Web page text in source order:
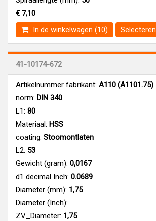
€ 7,10
In de winkelwagen (10)
Selecteren
41-10174-672
Artikelnummer fabrikant: A110 (A1101.75)
norm: DIN 340
L1: 80
Materiaal: HSS
coating: Stoomontlaten
L2: 53
Gewicht (gram): 0,0167
d1 decimal Inch: 0.0689
Diameter (mm): 1,75
Diameter (Inch):
ZV_Diameter: 1,75